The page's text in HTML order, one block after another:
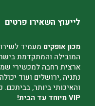
לייעוץ השאירו פרטים
מכון אופקים מעמיד
המובילה והמתקדמת
ארצית רחבה למכשירי
נתניה ,ירושלים ועוד
והאיכותי ביותר,
VIP מיוחד עד הבית!